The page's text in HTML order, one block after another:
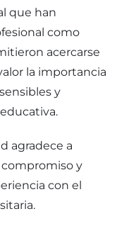
que han
como
acercarse
la importancia
y
agradece a
y
con el